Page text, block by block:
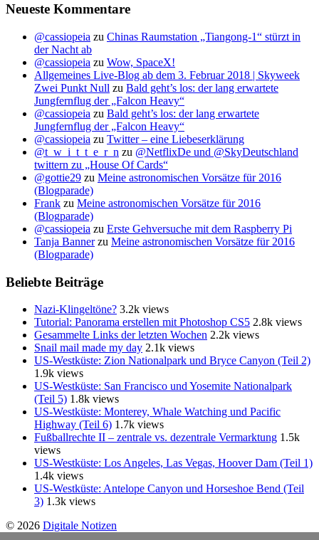
Neueste Kommentare
@cassiopeia zu Chinas Raumstation „Tiangong-1“ stürzt in
der Nacht ab
@cassiopeia zu Wow, SpaceX!
Allgemeines Live-Blog ab dem 3. Februar 2018 | Skyweek
Zwei Punkt Null zu Bald geht’s los: der lang erwartete
Jungfernflug der „Falcon Heavy“
@cassiopeia zu Bald geht’s los: der lang erwartete
Jungfernflug der „Falcon Heavy“
@cassiopeia zu Twitter – eine Liebeserklärung
@t_w_i_t_t_e_r_n zu @NetflixDe und @SkyDeutschland
twittern zu „House Of Cards“
@gottie29 zu Meine astronomischen Vorsätze für 2016
(Blogparade)
Frank zu Meine astronomischen Vorsätze für 2016
(Blogparade)
@cassiopeia zu Erste Gehversuche mit dem Raspberry Pi
Tanja Bannerzu Meine astronomischen Vorsätze für 2016
(Blogparade)
Beliebte Beiträge
Nazi-Klingeltöne? 3.2k views
Tutorial: Panorama erstellen mit Photoshop CS5 2.8k views
Gesammelte Links der letzten Wochen 2.2k views
Snail mail made my day 2.1k views
US-Westküste: Zion Nationalpark und Bryce Canyon (Teil 2)
1.9k views
US-Westküste: San Francisco und Yosemite Nationalpark
(Teil 5) 1.8k views
US-Westküste: Monterey, Whale Watching und Pacific
Highway (Teil 6) 1.7k views
Fußballrechte II – zentrale vs. dezentrale Vermarktung 1.5k
views
US-Westküste: Los Angeles, Las Vegas, Hoover Dam (Teil 1)
1.4k views
US-Westküste: Antelope Canyon und Horseshoe Bend (Teil
3) 1.3k views
© 2026 Digitale Notizen